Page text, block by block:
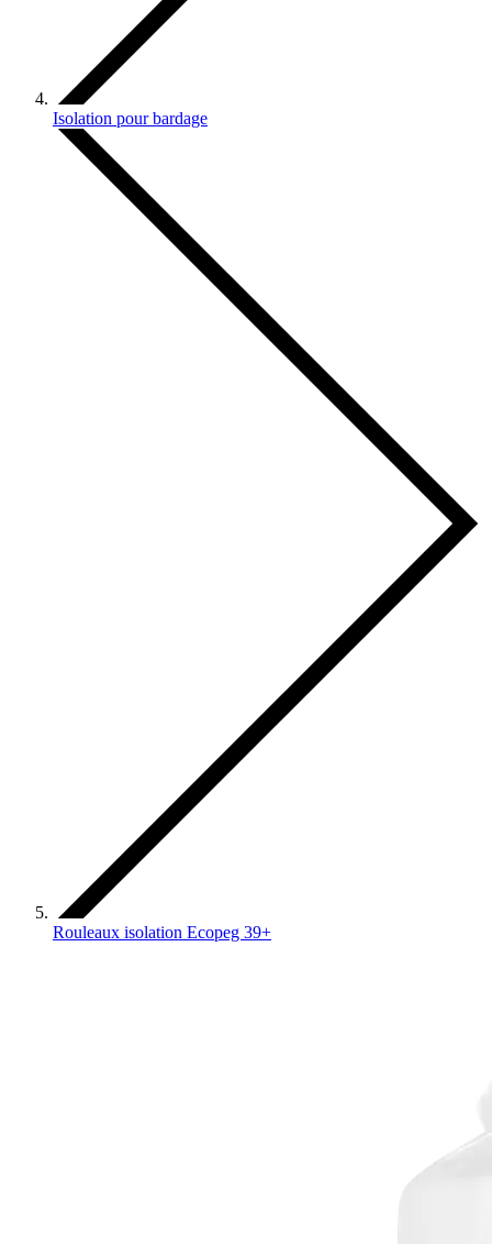
Isolation pour bardage
Rouleaux isolation Ecopeg 39+